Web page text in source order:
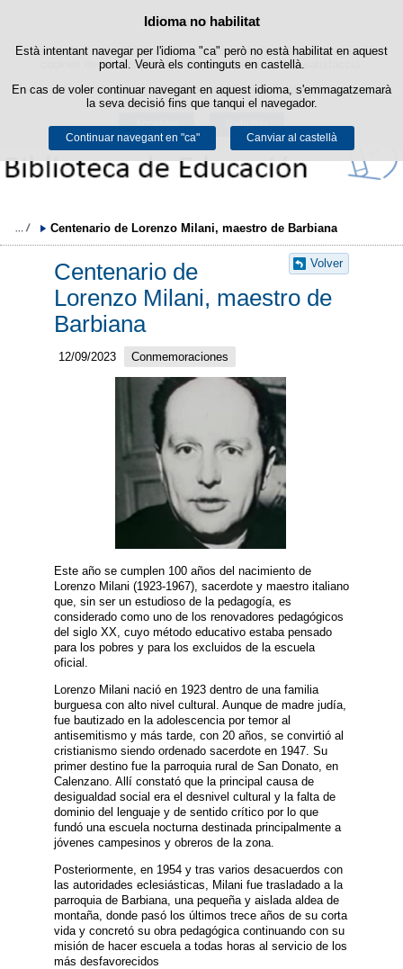
Política de cookies
Aquest lloc web utilitza cookies pròpies per facilitar la navegació i
cookies de tercers per obtenir estadístiques d'ús i satisfacció.
Podeu obtenir més informació a l'apartat "Cookies" del nostreavís legal.
Acceptar Rebutjar
Idioma no habilitat
Està intentant navegar per l'idioma "ca" però no està habilitat en aquest
portal. Veurà els continguts en castellà.
En cas de voler continuar navegant en aquest idioma, s'emmagatzemarà
la seva decisió fins que tanqui el navegador.
Continuar navegant en "ca" Canviar al castellà
Passar al contingut
Centenario de Lorenzo Milani, maestro de Barbiana
Volver
Centenario de
Lorenzo Milani, maestro de
Barbiana
12/09/2023 Conmemoraciones
Este año se cumplen 100 años del nacimiento de
Lorenzo Milani (1923-1967), sacerdote y maestro italiano
que, sin ser un estudioso de la pedagogía, es
considerado como uno de los renovadores pedagógicos
del siglo XX, cuyo método educativo estaba pensado
para los pobres y para los excluidos de la escuela
oficial.
Lorenzo Milani nació en 1923 dentro de una familia
burguesa con alto nivel cultural. Aunque de madre judía,
fue bautizado en la adolescencia por temor al
antisemitismo y más tarde, con 20 años, se convirtió al
cristianismo siendo ordenado sacerdote en 1947. Su
primer destino fue la parroquia rural de San Donato, en
Calenzano. Allí constató que la principal causa de
desigualdad social era el desnivel cultural y la falta de
dominio del lenguaje y de sentido crítico por lo que
fundó una escuela nocturna destinada principalmente a
jóvenes campesinos y obreros de la zona.
Posteriormente, en 1954 y tras varios desacuerdos con
las autoridades eclesiásticas, Milani fue trasladado a la
parroquia de Barbiana, una pequeña y aislada aldea de
montaña, donde pasó los últimos trece años de su corta
vida y concretó su obra pedagógica continuando con su
misión de hacer escuela a todas horas al servicio de los
más desfavorecidos